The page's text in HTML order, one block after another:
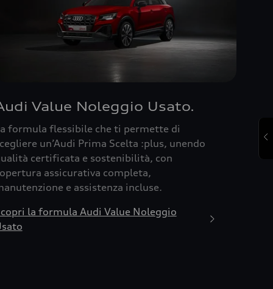
Value Noleggio Usato.
formula flessibile che ti permette di
un’Audi Prima Scelta :plus, unendo
certificata e sostenibilità, con
assicurativa completa,
e assistenza incluse.
la formula Audi Value Noleggio